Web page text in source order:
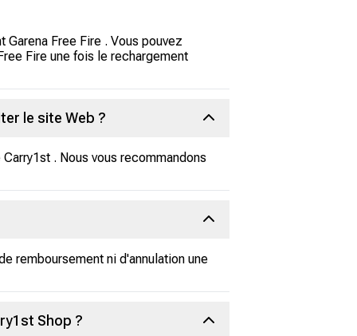
Free Fire . Vous pouvez
Fire une fois le rechargement
le site Web ?
. Nous vous recommandons
remboursement ni d'annulation une
Shop ?